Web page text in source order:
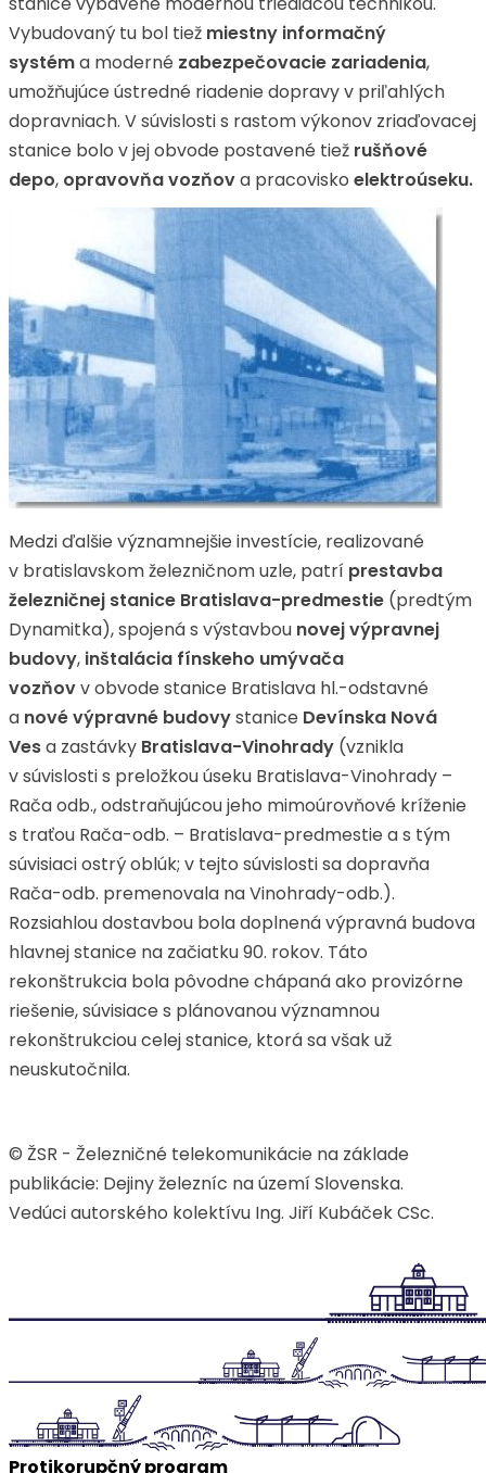
Vybudovaný tu bol tiež miestny informačný
systéma moderné zabezpečovacie zariadenia,
umožňujúce ústredné riadenie dopravy v priľahlých
dopravniach. V súvislosti s rastom výkonov zriaďovacej
stanice bolo v jej obvode postavené tiež rušňové
depo, opravovňa vozňova pracovisko elektroúseku.
Medzi ďalšie významnejšie investície, realizované
v bratislavskom železničnom uzle, patrí prestavba
železničnej stanice Bratislava-predmestie (predtým
Dynamitka), spojená s výstavbou novej výpravnej
budovy, inštalácia fínskeho umývača
vozňovv obvode stanice Bratislava hl.-odstavné
a nové výpravné budovystanice Devínska Nová
Vesa zastávky Bratislava-Vinohrady (vznikla
v súvislosti s preložkou úseku Bratislava-Vinohrady –
Rača odb., odstraňujúcou jeho mimoúrovňové kríženie
s traťou Rača-odb. – Bratislava-predmestie a s tým
súvisiaci ostrý oblúk; v tejto súvislosti sa dopravňa
Rača-odb. premenovala na Vinohrady-odb.).
Rozsiahlou dostavbou bola doplnená výpravná budova
hlavnej stanice na začiatku 90. rokov. Táto
rekonštrukcia bola pôvodne chápaná ako provizórne
riešenie, súvisiace s plánovanou významnou
rekonštrukciou celej stanice, ktorá sa však už
neuskutočnila.
© ŽSR - Železničné telekomunikácie na základe
publikácie: Dejiny železníc na území Slovenska.
Vedúci autorského kolektívu Ing. Jiří Kubáček CSc.
Protikorupčný program